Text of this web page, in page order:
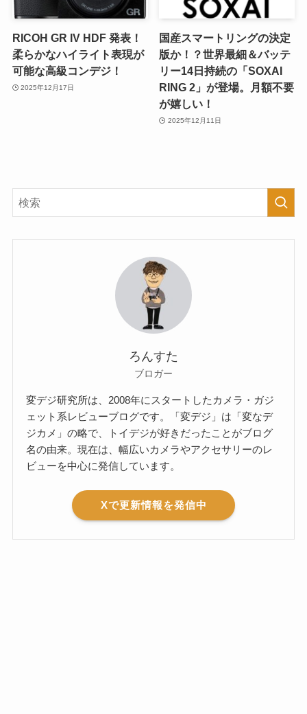
RICOH GR IV HDF 発表！
柔らかなハイライト表現が
可能な高級コンデジ！
2025年12月17日
国産スマートリングの決定
版か！？世界最細＆バッテ
リー14日持続の「SOXAI
RING 2」が登場。月額不要
が嬉しい！
2025年12月11日
ろんすた
ブロガー
変デジ研究所は、2008年にスタートしたカメラ・ガジ
ェット系レビューブログです。「変デジ」は「変なデ
ジカメ」の略で、トイデジが好きだったことがブログ
名の由来。現在は、幅広いカメラやアクセサリーのレ
ビューを中心に発信しています。
Xで更新情報を発信中